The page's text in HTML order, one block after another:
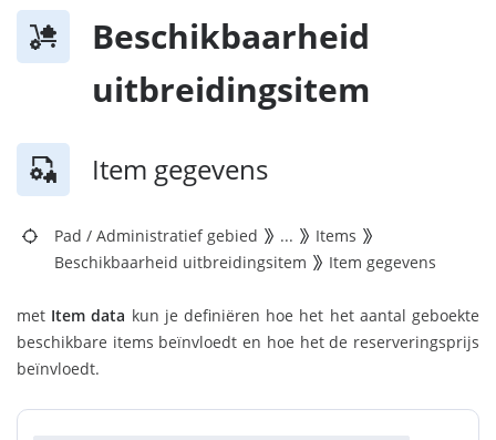
Beschikbaarheid
uitbreidingsitem
Item gegevens
Pad / Administratief gebied ...
Items
Beschikbaarheid uitbreidingsitem
Item gegevens
met Item data kun je definiëren hoe het het aantal geboekte
beschikbare items beïnvloedt en hoe het de reserveringsprijs
beïnvloedt.